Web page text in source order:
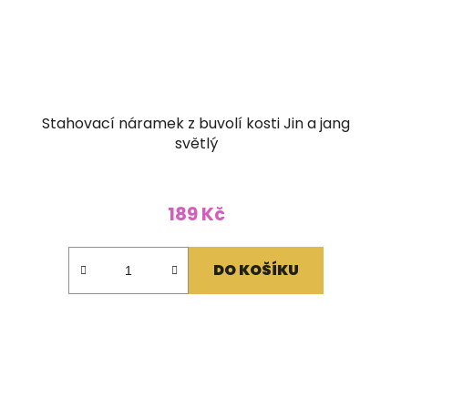
Stahovací náramek z buvolí kosti Jin a jang
světlý
189 Kč
DO KOŠÍKU